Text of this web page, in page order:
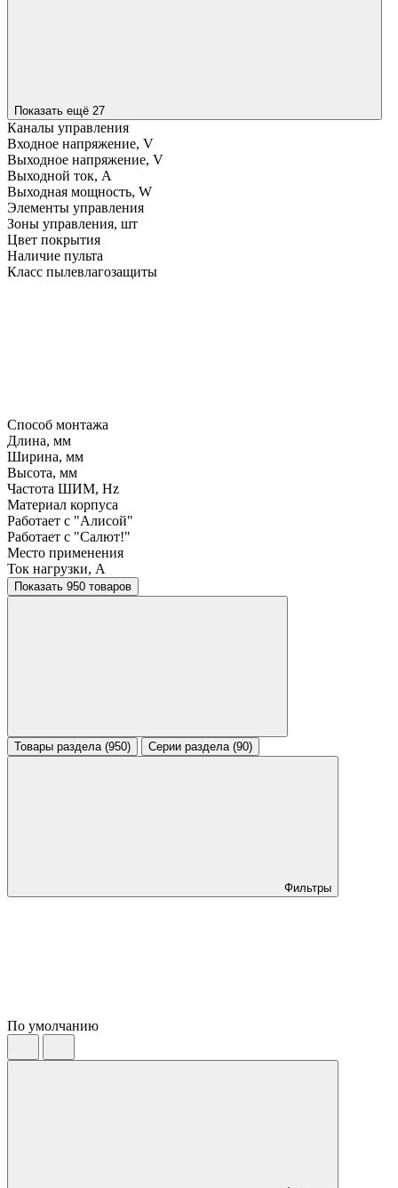
Показать ещё 27
Каналы управления
Входное напряжение, V
Выходное напряжение, V
Выходной ток, A
Выходная мощность, W
Элементы управления
Зоны управления, шт
Цвет покрытия
Наличие пульта
Класс пылевлагозащиты
Способ монтажа
Длина, мм
Ширина, мм
Высота, мм
Частота ШИМ, Hz
Материал корпуса
Работает с "Алисой"
Работает с "Салют!"
Место применения
Ток нагрузки, A
Показать 950 товаров
Товары раздела (950) Серии раздела (90)
Фильтры
По умолчанию